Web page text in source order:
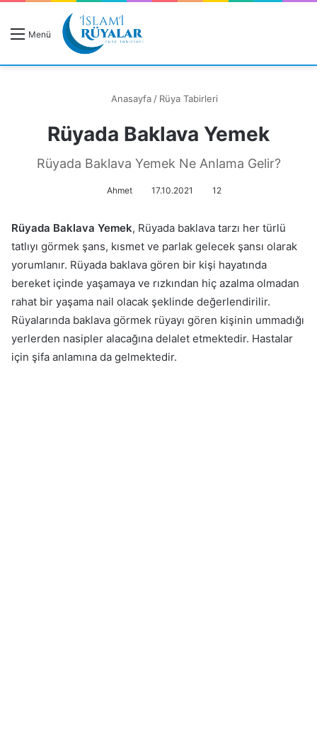
Menü
Anasayfa / Rüya Tabirleri
Rüyada Baklava Yemek
Rüyada Baklava Yemek Ne Anlama Gelir?
Ahmet 17.10.2021 12
Rüyada Baklava Yemek, Rüyada baklava tarzı her türlü
tatlıyı görmek şans, kısmet ve parlak gelecek şansı olarak
yorumlanır. Rüyada baklava gören bir kişi hayatında
bereket içinde yaşamaya ve rızkından hiç azalma olmadan
rahat bir yaşama nail olacak şeklinde değerlendirilir.
Rüyalarında baklava görmek rüyayı gören kişinin ummadığı
yerlerden nasipler alacağına delalet etmektedir. Hastalar
için şifa anlamına da gelmektedir.
Rüyanızı Arayın